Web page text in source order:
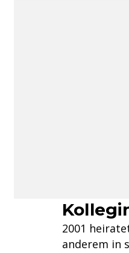
2001
anderem in